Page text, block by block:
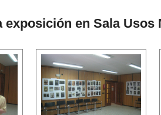
exposición en Sala